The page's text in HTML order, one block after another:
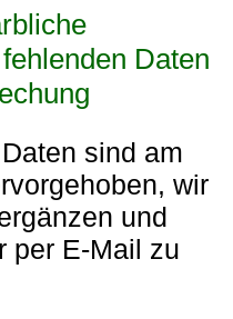
Daten
sind am
wir
und
per E-Mail zu